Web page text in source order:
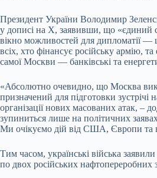
Президент України Володимир
у дописі на X, заявивши, що «єдиний
вікно можливостей для дипломатії —
всіх, хто фінансує російську армію,
самої Москви — банківські та
«Абсолютно очевидно, що Москва
призначений для підготовки зустрічі
організації нових масованих атак, –
зупиниться лише на політичних
Ми очікуємо дій від США, Європи та
Тим часом, українські війська
по двох російських нафтопереробних